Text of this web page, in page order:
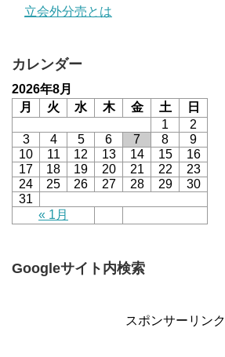
立会外分売とは
カレンダー
2026年8月
月
火 水 木 金 土 日
« 1月
1
2
3
4 5 6 7 8
9
10
11 12 13 14 15
16
17
18 19 20 21 22
23
24
25 26 27 28 29
30
31
Googleサイト内検索
スポンサーリンク